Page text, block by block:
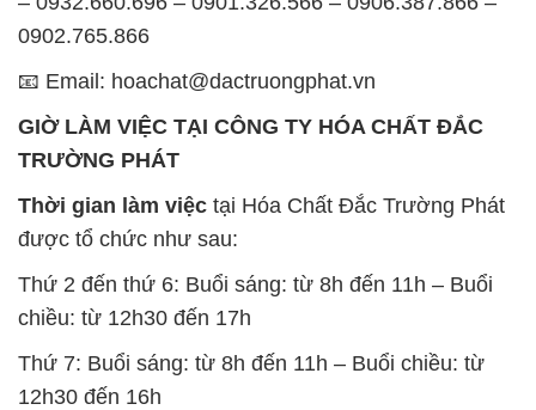
TRƯỜNG PHÁT
được tổ chức như sau:
Thứ 2 đến thứ 6: Buổi sáng: từ 8h đến 11h – Buổi
chiều: từ 12h30 đến 17h
Thứ 7: Buổi sáng: từ 8h đến 11h – Buổi chiều: từ
12h30 đến 16h
Chủ nhật: Nghỉ chủ nhật hàng tuần
thủ giờ làm việc để đảm bảo sự hỗ trợ tốt nhất cho